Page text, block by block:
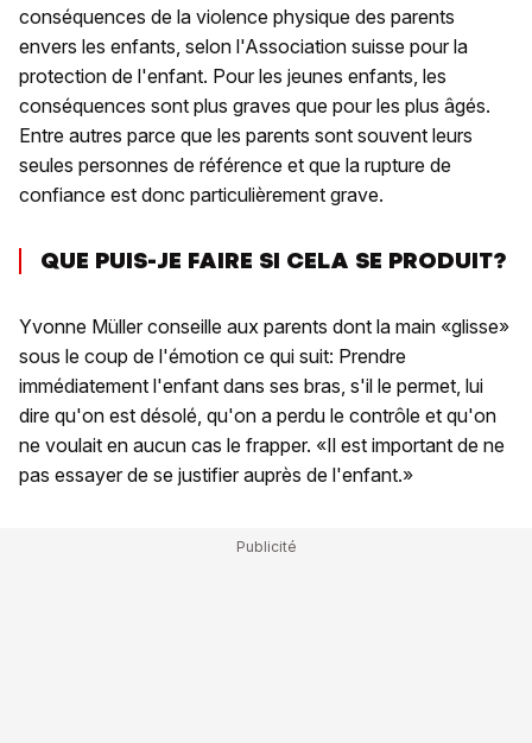
conséquences de la violence physique des parents
envers les enfants, selon l'Association suisse pour la
protection de l'enfant. Pour les jeunes enfants, les
conséquences sont plus graves que pour les plus âgés.
Entre autres parce que les parents sont souvent leurs
seules personnes de référence et que la rupture de
confiance est donc particulièrement grave.
QUE PUIS-JE FAIRE SI CELA SE PRODUIT?
Yvonne Müller conseille aux parents dont la main «glisse»
sous le coup de l'émotion ce qui suit: Prendre
immédiatement l'enfant dans ses bras, s'il le permet, lui
dire qu'on est désolé, qu'on a perdu le contrôle et qu'on
ne voulait en aucun cas le frapper. «Il est important de ne
pas essayer de se justifier auprès de l'enfant.»